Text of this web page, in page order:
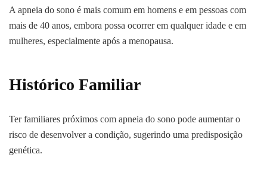
A apneia do sono é mais comum em homens e em pessoas com
mais de 40 anos, embora possa ocorrer em qualquer idade e em
mulheres, especialmente após a menopausa.
Histórico Familiar
Ter familiares próximos com apneia do sono pode aumentar o
risco de desenvolver a condição, sugerindo uma predisposição
genética.